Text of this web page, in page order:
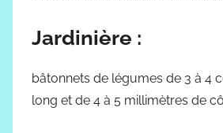
Jardinière :
bâtonnets de légumes de 3 à 4
long et de 4 à 5 millimètres de